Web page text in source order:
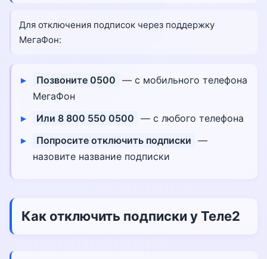
Для отключения подписок через поддержку
МегаФон:
Позвоните 0500 — с мобильного телефона
МегаФон
Или 8 800 550 0500 — с любого телефона
Попросите отключить подписки —
назовите название подписки
Как отключить подписки у Теле2